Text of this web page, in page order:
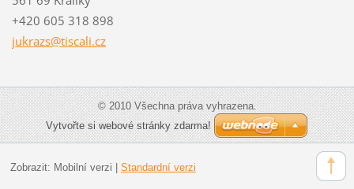
+420 605 318 898
jukrazs@tiscali.cz
© 2010 Všechna práva vyhrazena.
Vytvořte si webové stránky zdarma!
Zobrazit: Mobilní verzi Standardní verzi